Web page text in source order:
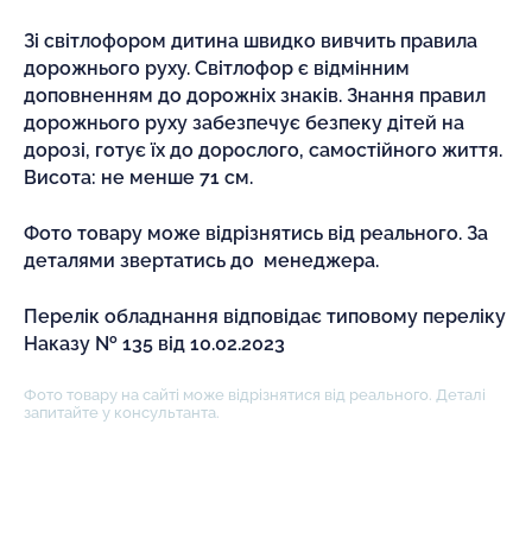
Зі світлофором дитина швидко вивчить правила
дорожнього руху. Світлофор є відмінним
доповненням до дорожніх знаків. Знання правил
дорожнього руху забезпечує безпеку дітей на
дорозі, готує їх до дорослого, самостійного життя.
Висота: не менше 71 см.
Фото товару може відрізнятись від реального. За
деталями звертатись до менеджера.
Перелік обладнання відповідає типовому переліку
Наказу № 135 від 10.02.2023
Фото товару на сайті може відрізнятися від реального. Деталі
запитайте у консультанта.